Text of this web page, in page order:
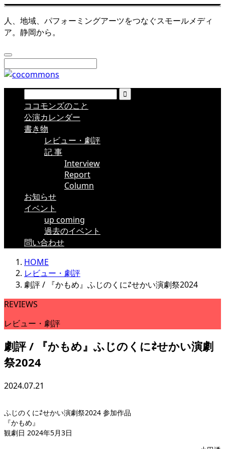
人、地域、パフォーミングアーツをつなぐスモールメディ
ア。静岡から。
ココモンズのこと
公演カレンダー
書き物
レビュー・劇評
記 事
Interview
Report
Column
お知らせ
イベント
up coming
過去のイベント
問い合わせ
HOME
レビュー・劇評
劇評 / 『かもめ』ふじのくに⇄せかい演劇祭2024
REVIEWS
レビュー・劇評
劇評 / 『かもめ』ふじのくに⇄せかい演劇
祭2024
2024.07.21
ふじのくに⇄せかい演劇祭2024 参加作品
『かもめ』
観劇日 2024年5月3日